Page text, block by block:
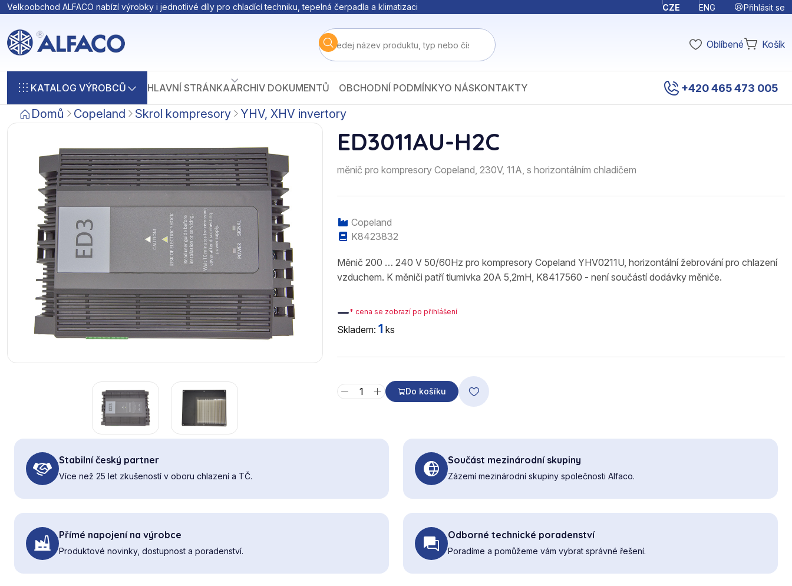
Velkoobchod ALFACO nabízí výrobky i jednotlivé díly pro chladící techniku, tepelná čerpadla a klimatizaci CZE ENG Přihlásit se
Oblíbené Košík
KATALOG VÝROBCŮ HLAVNÍ STRÁNKAARCHIV DOKUMENTŮ OBCHODNÍ PODMÍNKYO NÁSKONTAKTY +420 465 473 005
Domů Copeland Skrol kompresory YHV, XHV invertory
ED3011AU-H2C
měnič pro kompresory Copeland, 230V, 11A, s horizontálním chladičem
Copeland
K8423832
Měnič 200 … 240 V 50/60Hz pro kompresory Copeland YHV0211U, horizontální žebrování pro chlazení
vzduchem. K měniči patří tlumivka 20A 5,2mH, K8417560 - není součástí dodávky měniče.
—* cena se zobrazí po přihlášení
Skladem: 1 ks
Do košíku
Stabilní český partner
Více než 25 let zkušeností v oboru chlazení a TČ.
Součást mezinárodní skupiny
Zázemí mezinárodní skupiny společnosti Alfaco.
Přímé napojení na výrobce
Produktové novinky, dostupnost a poradenství.
Odborné technické poradenství
Poradíme a pomůžeme vám vybrat správné řešení.